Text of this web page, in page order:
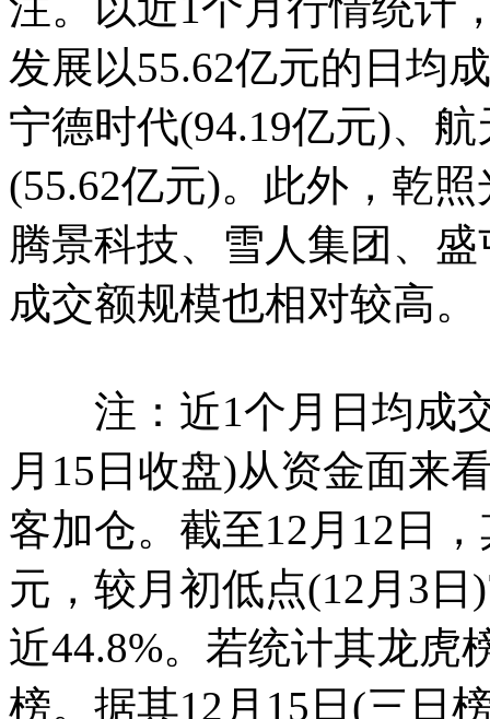
发展以55.62亿元的日均
宁德时代(94.19亿元)、
(55.62亿元)。此外，乾
腾景科技、雪人集团、
成交额规模也相对较
注：近1个月日均成交
月15日收盘)从资金面来
客加仓。截至12月12日
元，较月初低点(12月3
近44.8%。若统计其龙虎
榜。据其12月15日(三日